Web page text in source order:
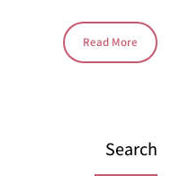
Read More
Search